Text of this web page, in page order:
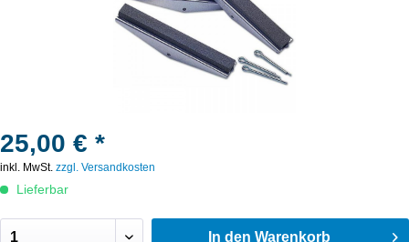
25,00 € *
inkl. MwSt. zzgl. Versandkosten
Lieferbar
In den Warenkorb